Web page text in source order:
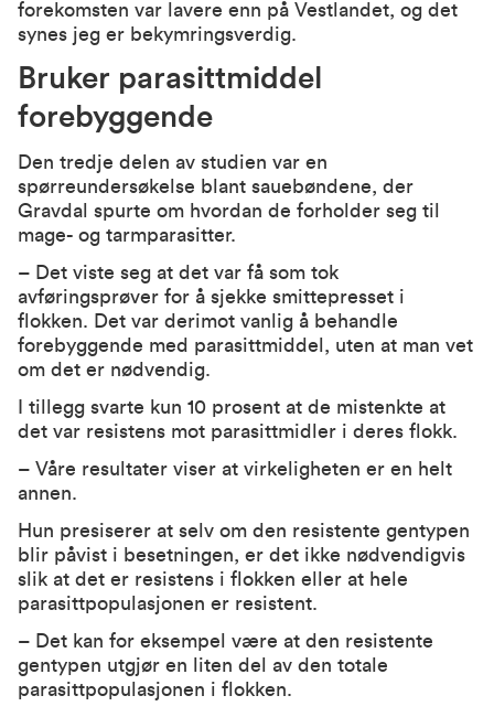
forekomsten var lavere enn på Vestlandet, og det
synes jeg er bekymringsverdig.
Bruker parasittmiddel
forebyggende
Den tredje delen av studien var en
spørreundersøkelse blant sauebøndene, der
Gravdal spurte om hvordan de forholder seg til
mage- og tarmparasitter.
– Det viste seg at det var få som tok
avføringsprøver for å sjekke smittepresset i
flokken. Det var derimot vanlig å behandle
forebyggende med parasittmiddel, uten at man vet
om det er nødvendig.
I tillegg svarte kun 10 prosent at de mistenkte at
det var resistens mot parasittmidler i deres flokk.
– Våre resultater viser at virkeligheten er en helt
annen.
Hun presiserer at selv om den resistente gentypen
blir påvist i besetningen, er det ikke nødvendigvis
slik at det er resistens i flokken eller at hele
parasittpopulasjonen er resistent.
– Det kan for eksempel være at den resistente
gentypen utgjør en liten del av den totale
parasittpopulasjonen i flokken.